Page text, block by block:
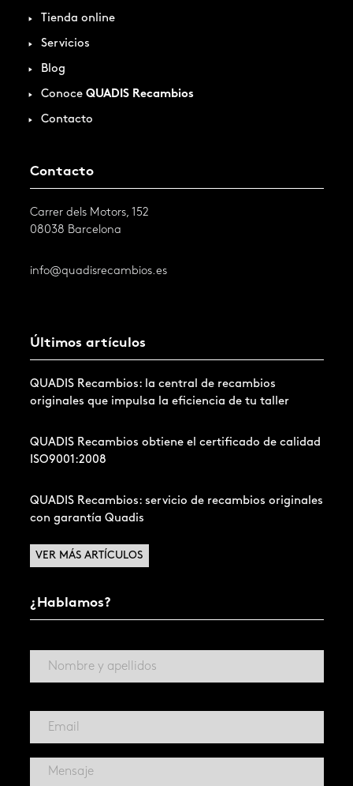
Tienda online
Servicios
Blog
Conoce QUADIS Recambios
Contacto
Contacto
Carrer dels Motors, 152
08038 Barcelona
info@quadisrecambios.es
VER MÁS ARTÍCULOS
Últimos artículos
QUADIS Recambios: la central de recambios
originales que impulsa la eficiencia de tu taller
QUADIS Recambios obtiene el certificado de calidad
ISO9001:2008
QUADIS Recambios: servicio de recambios originales
con garantía Quadis
¿Hablamos?